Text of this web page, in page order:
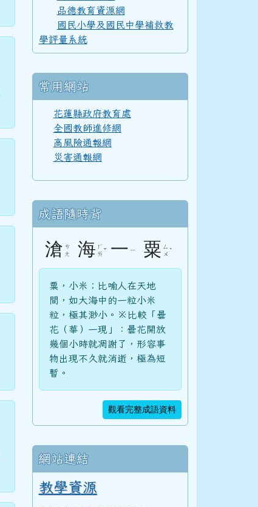
品德教育資源網
國民小學及國民中學補救教
學評量系統
常用網站
花蓮縣政府教育處
全國教師進修網
高風險通報網
災害通報網
成語隨時背
滄 ㄘ
ㄤ
海 ㄏ
ㄞ ˇ 一 ㄧ 粟 ㄙ
ㄨ ˋ
粟，小米；比喻人在天地
間，如大海中的一粒小米
粒，極其渺小。※比較「曇
花（華）一現」：曇花開放
幾個小時就凋謝了，形容事
物出現不久就消逝，極為短
暫。
觀看完整成語資料
網站連結
教學資源